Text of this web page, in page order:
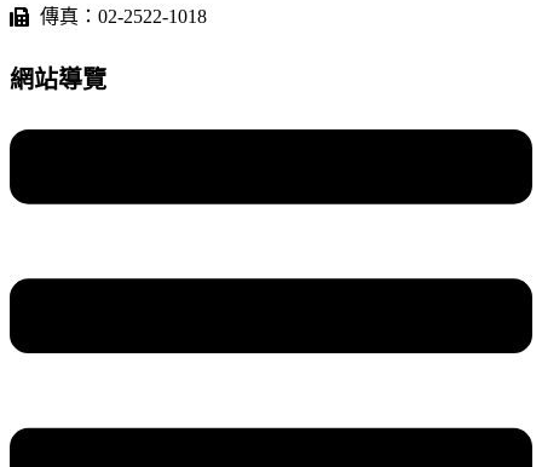
傳真：02-2522-1018
網站導覽